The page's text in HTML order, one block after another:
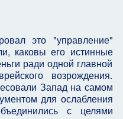
это "управление"
каковы его истинные
ради одной главной
возрождения.
Запад на самом
для ослабления
с целями